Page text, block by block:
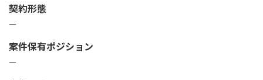
契約形態
ー
案件保有ポジション
ー